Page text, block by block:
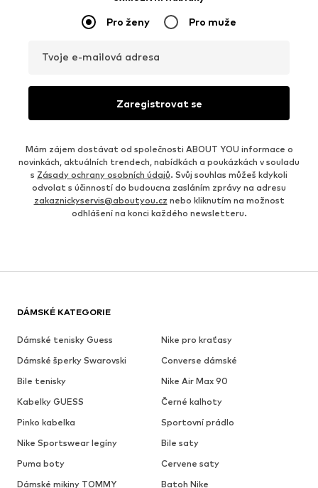
Pro ženy Pro muže
Tvoje e-mailová adresa
Zaregistrovat se
Mám zájem dostávat od společnosti ABOUT YOU informace o
novinkách, aktuálních trendech, nabídkách a poukázkách v souladu
s Zásady ochrany osobních údajů. Svůj souhlas můžeš kdykoli
odvolat s účinností do budoucna zasláním zprávy na adresu
zakaznickyservis@aboutyou.cz nebo kliknutím na možnost
odhlášení na konci každého newsletteru.
DÁMSKÉ KATEGORIE
Dámské tenisky Guess
Nike pro kraťasy
Dámské šperky Swarovski
Converse dámské
Bile tenisky
Nike Air Max 90
Kabelky GUESS
Černé kalhoty
Pinko kabelka
Sportovní prádlo
Nike Sportswear legíny
Bile saty
Puma boty
Cervene saty
Dámské mikiny TOMMY
Batoh Nike